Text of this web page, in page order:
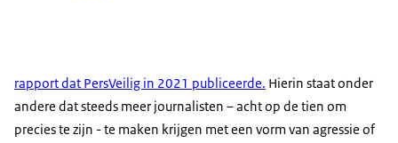
rapport dat PersVeilig in 2021 publiceerde. Hierin staat onder
andere dat steeds meer journalisten – acht op de tien om
precies te zijn - te maken krijgen met een vorm van agressie of